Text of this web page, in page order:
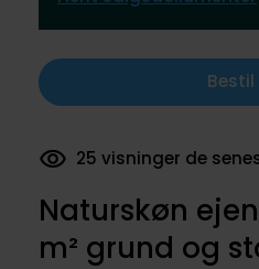
25 visninger de
Naturskøn
m² grund og